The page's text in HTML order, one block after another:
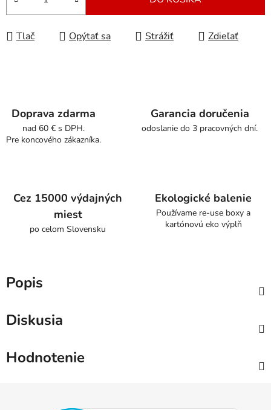
Tlač Opýtať sa Strážiť Zdieľať
Doprava zdarma
nad 60 € s DPH.
Pre koncového zákazníka.
Garancia doručenia
odoslanie do 3 pracovných dní.
Cez 15000 výdajných
miest
po celom Slovensku
Ekologické balenie
Používame re-use boxy a
kartónovú eko výplň
Popis
Diskusia
Hodnotenie